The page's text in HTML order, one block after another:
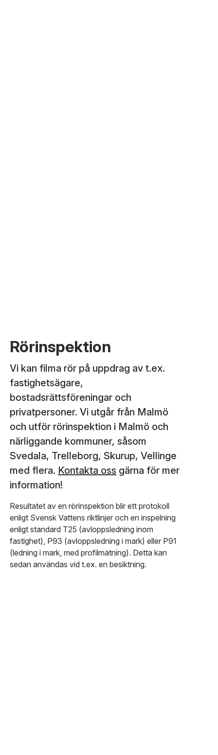
Rörinspektion
Vi kan filma rör på uppdrag av t.ex.
fastighetsägare,
bostadsrättsföreningar och
privatpersoner. Vi utgår från Malmö
och utför rörinspektion i Malmö och
närliggande kommuner, såsom
Svedala, Trelleborg, Skurup, Vellinge
med flera. Kontakta oss gärna för mer
information!
Resultatet av en rörinspektion blir ett protokoll
enligt Svensk Vattens riktlinjer och en inspelning
enligt standard T25 (avloppsledning inom
fastighet), P93 (avloppsledning i mark) eller P91
(ledning i mark, med profilmätning). Detta kan
sedan användas vid t.ex. en besiktning.